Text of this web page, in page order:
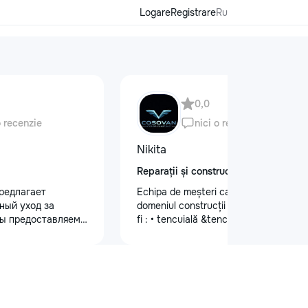
LogareRegistrareRu
recenzie
уход за
предоставляем
полировку
0,0
nici o recenzie
Nikita
Reparații și construcții
Echipa de meșteri calificați în
domeniul construcții și finisaje cum ar
fi : • tencuială &tencuială mecanizată